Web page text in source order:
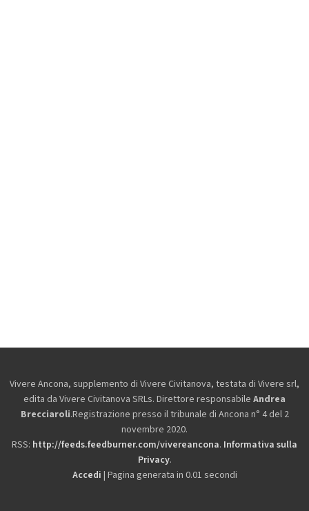
Vivere Ancona, supplemento di Vivere Civitanova, testata di Vivere srl,
edita da Vivere Civitanova SRLs. Direttore responsabile Andrea
Brecciaroli.Registrazione presso il tribunale di Ancona n° 4 del 2
novembre 2020.
RSS: http://feeds.feedburner.com/vivereancona. Informativa sulla
Privacy.
Accedi | Pagina generata in 0.01 secondi